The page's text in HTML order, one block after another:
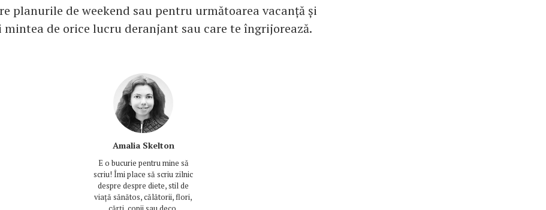
planurile de weekend sau pentru următoarea vacanță și
mintea de orice lucru deranjant sau care te îngrijorează.
Amalia Skelton
E o bucurie pentru mine să
scriu! Îmi place să scriu zilnic
despre despre diete, stil de
viață sănătos, călătorii, flori,